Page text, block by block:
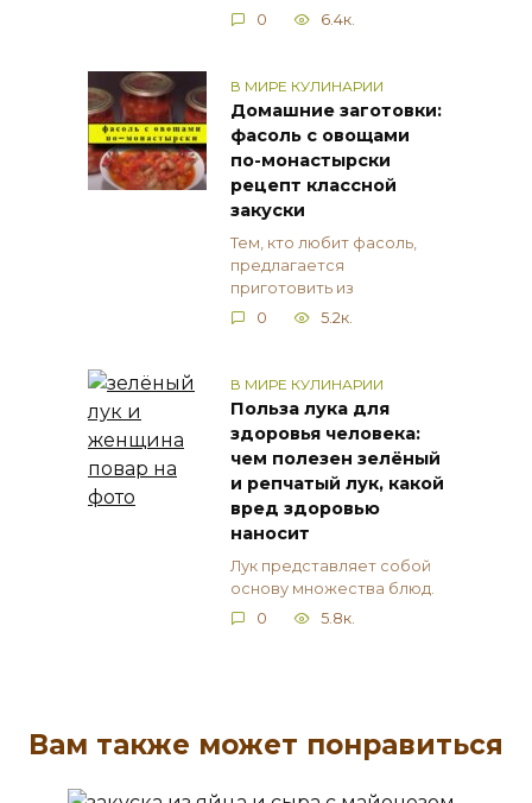
0
6.4к.
В МИРЕ КУЛИНАРИИ
Домашние заготовки:
фасоль с овощами
по-монастырски
рецепт классной
закуски
Тем, кто любит фасоль,
предлагается
приготовить из
0
5.2к.
В МИРЕ КУЛИНАРИИ
Польза лука для
здоровья человека:
чем полезен зелёный
и репчатый лук, какой
вред здоровью
наносит
Лук представляет собой
основу множества блюд.
0
5.8к.
Вам также может понравиться